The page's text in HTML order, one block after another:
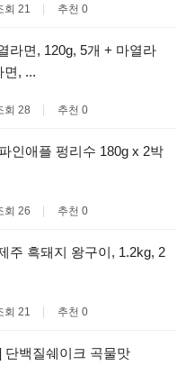
회 21 추천 0
라면, 120g, 5개 + 마열라
면, ...
회 28 추천 0
인애플 펑리수 180g x 2박
회 26 추천 0
주 흑돼지 왕구이, 1.2kg, 2
회 21 추천 0
단백질쉐이크 곡물맛